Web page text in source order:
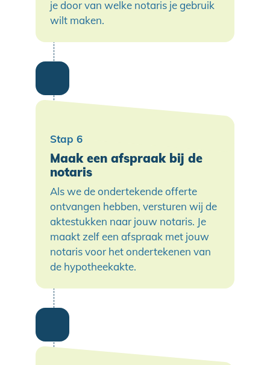
je door van welke notaris je gebruik
wilt maken.
Maak een afspraak bij de
notaris
Als we de ondertekende offerte
ontvangen hebben, versturen wij de
aktestukken naar jouw notaris. Je
maakt zelf een afspraak met jouw
notaris voor het ondertekenen van
de hypotheekakte.